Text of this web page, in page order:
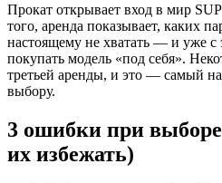
Прокат открывает вход в мир
того, аренда показывает, каких
настоящему не хватать — и уже
покупать модель «под себя».
третьей аренды, и это — самый
выбору.
3 ошибки при
их избежать)